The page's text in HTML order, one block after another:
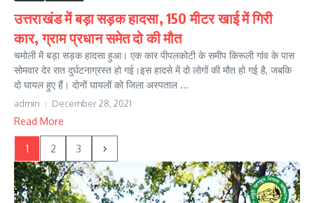
उत्तराखंड में बड़ा सड़क हादसा, 150 मीटर खाई में गिरी
कार, ग्राम प्रधान समेत दो की मौत
चमोली में बड़ा सड़क हादसा हुआ। एक कार पीपलकोटी के समीप किरूली गांव के पास
सोमवार देर रात दुर्घटनाग्रस्त हो गई।इस हादसे में दो लोगों की मौत हो गई है, जबकि
दो घायल हुए हैं। दोनों घायलों को जिला अस्पताल ...
admin December 28, 2021
Read More
1 2 3